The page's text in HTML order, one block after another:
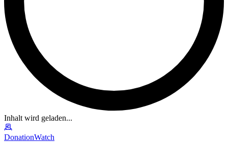
Inhalt wird geladen...
DonationWatch